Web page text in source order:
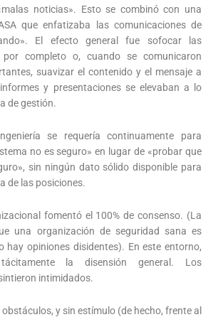
noticias». Esto se combinó con una
que enfatizaba las comunicaciones de
El efecto general fue sofocar las
por completo o, cuando se comunicaron
suavizar el contenido y el mensaje a
y presentaciones se elevaban a lo
de gestión.
se requería continuamente para
no es seguro» en lugar de «probar que
sin ningún dato sólido disponible para
de las posiciones.
fomentó el 100% de consenso. (La
una organización de seguridad sana es
hay opiniones disidentes). En este entorno,
la disensión general. Los
intimidados.
y sin estímulo (de hecho, frente al